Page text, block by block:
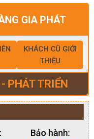
GIA PHÁT
KHÁCH CŨ GIỚI
THIỆU
PHÁT TRIỂN
Bảo hành: